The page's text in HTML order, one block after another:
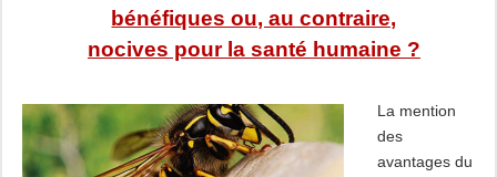
bénéfiques ou, au contraire,
nocives pour la santé humaine ?
La mention
des
avantages du